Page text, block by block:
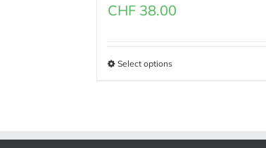
CHF 38.00
Select options